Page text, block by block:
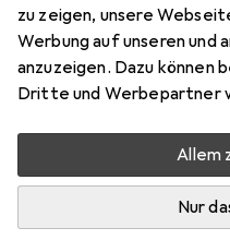
zu zeigen, unsere
Werbung auf unseren und
anzuzeigen. Dazu können
Dritte und Werbepartner
Allem
Nur
44, 50
Preis in EUR inkl. MwSt.
Zwischen Mo, 24.8.